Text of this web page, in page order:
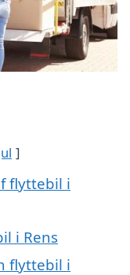
flyttebil i
i Rens
flyttebil i